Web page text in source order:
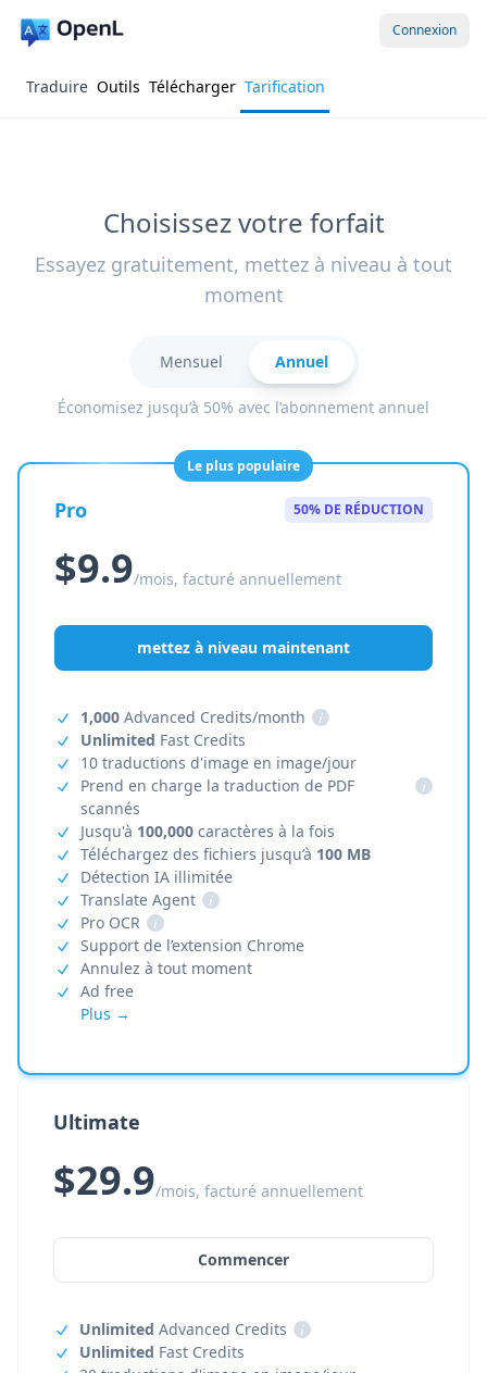
Connexion
Traduire Outils Télécharger Tarification
Choisissez votre forfait
Essayez gratuitement, mettez à niveau à tout
moment
Mensuel Annuel
Économisez jusqu’à 50% avec l’abonnement annuel
Le plus populaire
Pro 50% DE RÉDUCTION
$9.9/mois, facturé annuellement
mettez à niveau maintenant
1,000 Advanced Credits/month
i
Unlimited Fast Credits
10 traductions d'image en image/jour
Prend en charge la traduction de PDF
scannés
i
Jusqu'à 100,000 caractères à la fois
Téléchargez des fichiers jusqu’à 100 MB
Détection IA illimitée
Translate Agent
i
Pro OCR
i
Support de l’extension Chrome
Annulez à tout moment
Ad free
Plus →
Ultimate
$29.9/mois, facturé annuellement
Commencer
Unlimited Advanced Credits
i
Unlimited Fast Credits